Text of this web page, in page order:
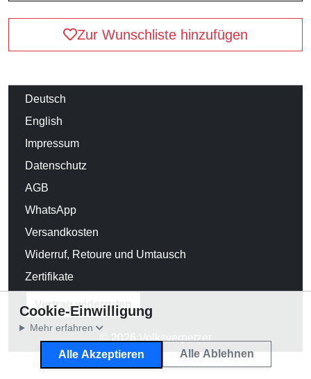
Zur Wunschliste hinzufügen
Deutsch
English
Impressum
Datenschutz
AGB
WhatsApp
Versandkosten
Widerruf, Retoure und Umtausch
Zertifikate
Vertrag widerrufen
© 2026 Volksverpetzer
Cookie-Einwilligung
Mehr erfahren
Alle Akzeptieren Alle Ablehnen